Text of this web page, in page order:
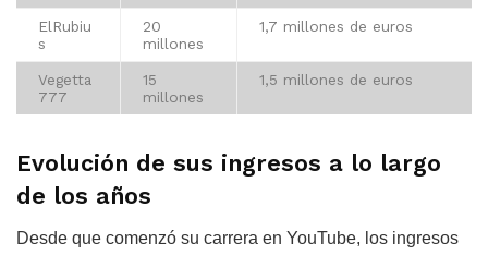
ElRubiu
s
20
millones
1,7 millones de euros
Vegetta
777
15
millones
1,5 millones de euros
Evolución de sus ingresos a lo largo
de los años
Desde que comenzó su carrera en YouTube, los ingresos